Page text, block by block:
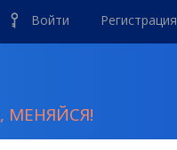
Войти Регистрация
МЕНЯЙСЯ!